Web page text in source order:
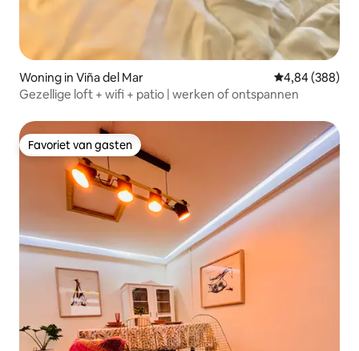
Woning in Viña del Mar Gemiddelde
4,84 (388)
Gezellige loft + wifi + patio | werken of ontspannen
Favoriet van gasten
Favoriet van gasten